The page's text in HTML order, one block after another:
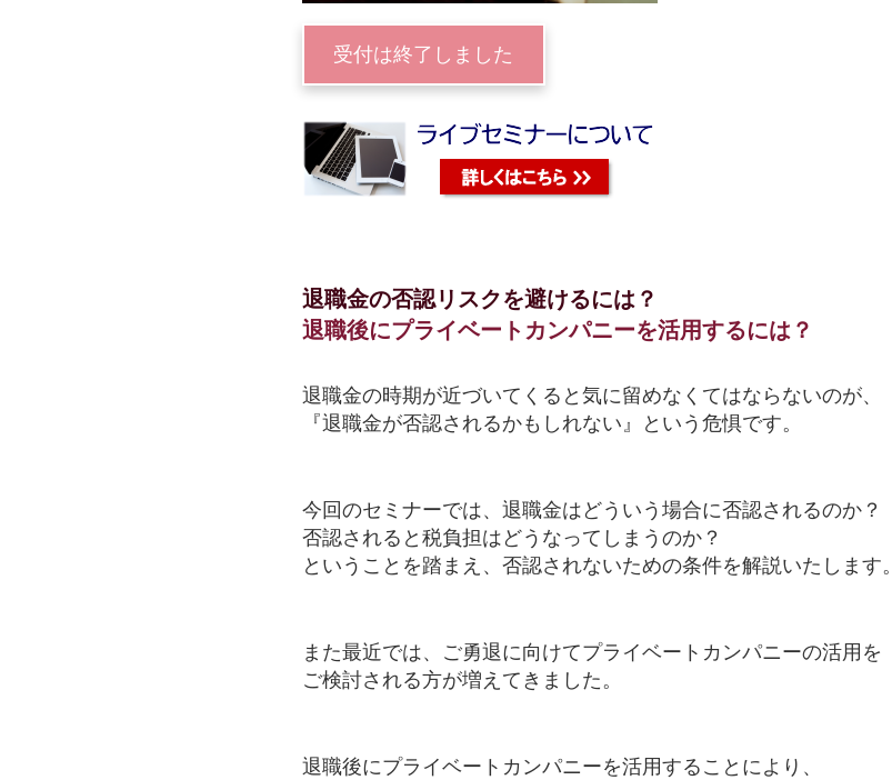
受付は終了しました
退職金の否認リスクを避けるには？
退職後にプライベートカンパニーを活用するには？
退職金の時期が近づいてくると気に留めなくてはならないのが、
『退職金が否認されるかもしれない』という危惧です。
今回のセミナーでは、退職金はどういう場合に否認されるのか？
否認されると税負担はどうなってしまうのか？
ということを踏まえ、否認されないための条件を解説いたします。
また最近では、ご勇退に向けてプライベートカンパニーの活用を
ご検討される方が増えてきました。
退職後にプライベートカンパニーを活用することにより、